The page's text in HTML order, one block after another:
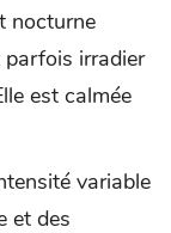
nocturne
parfois irradier
est calmée
variable
et des